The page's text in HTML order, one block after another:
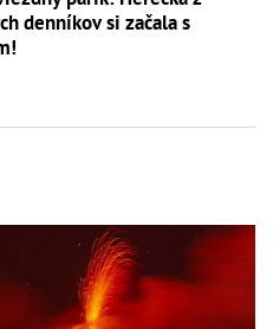
denníkov si začala s